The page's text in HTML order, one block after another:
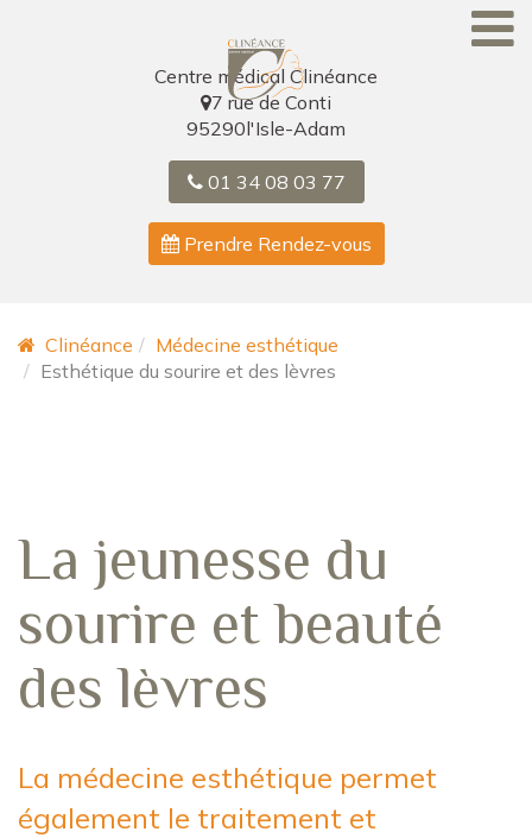
Centre médical Clinéance
7 rue de Conti
95290l'Isle-Adam
01 34 08 03 77
Prendre Rendez-vous
Clinéance
Médecine esthétique
Esthétique du sourire et des lèvres
La jeunesse du
sourire et beauté
des lèvres
La médecine esthétique permet
également le traitement et